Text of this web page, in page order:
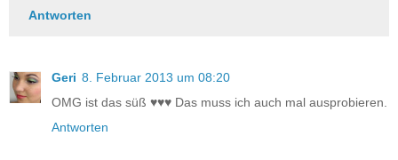
Antworten
Geri 8. Februar 2013 um 08:20
OMG ist das süß ♥♥♥ Das muss ich auch mal ausprobieren.
Antworten